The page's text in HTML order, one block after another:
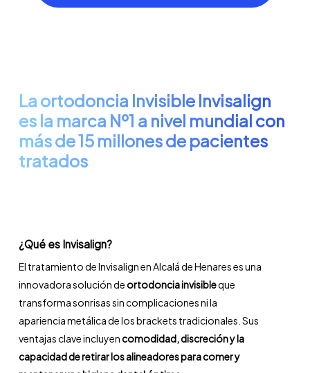
La ortodoncia Invisible Invisalign
es la marca Nº1 a nivel mundial con
más de 15 millones de pacientes
tratados
¿Qué es Invisalign?
El tratamiento de Invisalign en Alcalá de Henares es una
innovadora solución deortodoncia invisibleque
transforma sonrisas sin complicaciones ni la
apariencia metálica de los brackets tradicionales. Sus
ventajas clave incluyencomodidad, discreción y la
capacidad de retirar los alineadores para comer y